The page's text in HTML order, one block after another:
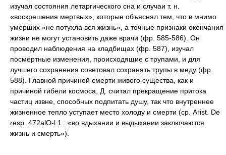
изучал состояния летаргического сна и случаи т. н.
«воскрешения мертвых», которые объяснял тем, что в мнимо
умерших «не потухла вся жизнь», а точные признаки окончания
жизни не могут установить даже врачи (фр. 585-586). Он
проводил наблюдения на кладбищах (фр. 587), изучал
посмертные изменения, происходящие с трупами, и для
лучшего сохранения советовал сохранять трупы в меду (фр.
588). Главной причиной смерти живого существа, как и
причиной гибели космоса, Д. считал прекращение притока
частиц извне, способных подпитать душу, так что внутреннее
жизненное тепло уступает место холоду и смерти (ср. Arist. De
resp. 472alO-l 1 : «во вдыхании и выдыхании заключаются
жизнь и смерть»).